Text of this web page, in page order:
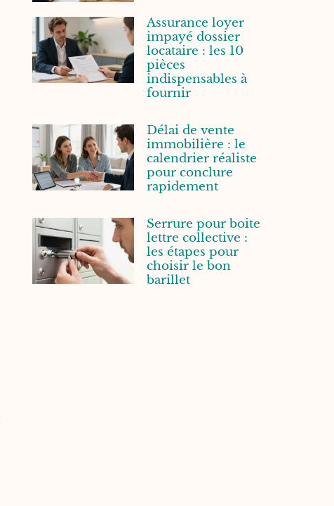
Assurance loyer
impayé dossier
locataire : les 10
pièces
indispensables à
fournir
Délai de vente
immobilière : le
calendrier réaliste
pour conclure
rapidement
Serrure pour boite
lettre collective :
les étapes pour
choisir le bon
barillet